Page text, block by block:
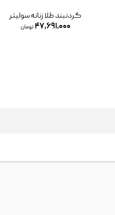
گردنبند طلا زنانه سولیتر
۴۷,۶۹۱,۰۰۰ تومان